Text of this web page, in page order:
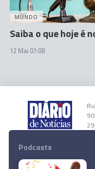
MUNDO
Saiba o que hoje é
12 Mai 07:08
Podcasts